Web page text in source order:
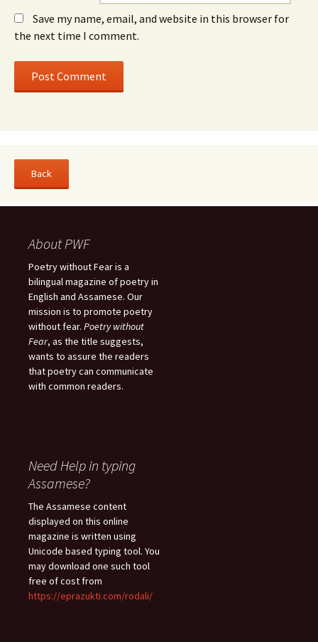
Save my name, email, and website in this browser for
the next time I comment.
About PWF
Poetry without Fear is a
bilingual magazine of poetry in
English and Assamese. Our
mission is to promote poetry
without fear. Poetry without
Fear, as the title suggests,
wants to assure the readers
that poetry can communicate
with common readers.
Need Help in typing
Assamese?
The Assamese content
displayed on this online
magazine is written using
Unicode based typing tool. You
may download one such tool
free of cost from
https://eprazukti.com/rodali/